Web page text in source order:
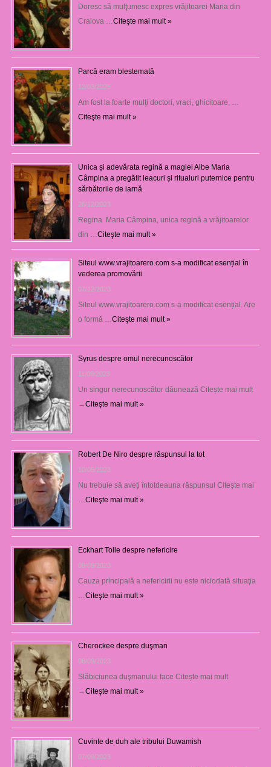
Doresc să mulţumesc expres vrăjitoarei Maria din
Craiova … Citeşte mai mult »
Parcă eram blestemată
12/03/2025
Am fost la foarte mulţi doctori, vraci, ghicitoare, …
Citeşte mai mult »
Unica și adevărata regină a magiei Albe Maria
Câmpina a pregătit leacuri și ritualuri puternice pentru
sărbătorile de iarnă
26/12/2023
Regina Maria Câmpina, unica regină a vrăjitoarelor
din … Citeşte mai mult »
Siteul www.vrajitoarero.com s-a modificat esențial în
vederea promovării
07/12/2023
Siteul www.vrajitoarero.com s-a modificat esențial. Are
o formă … Citeşte mai mult »
Syrus despre omul nerecunoscător
11/09/2023
Un singur nerecunoscător dăunează Citește mai mult
→Citeşte mai mult »
Robert De Niro despre răspunsul la tot
10/09/2023
Nu trebuie să aveți întotdeauna răspunsul Citește mai
Citeşte mai mult »
Eckhart Tolle despre nefericire
09/09/2023
Cauza principală a nefericirii nu este niciodată situaţia
Citeşte mai mult »
Cherockee despre duşman
08/09/2023
Slăbiciunea duşmanului face Citește mai mult
→Citeşte mai mult »
Cuvinte de duh ale tribului Duwamish
07/09/2023